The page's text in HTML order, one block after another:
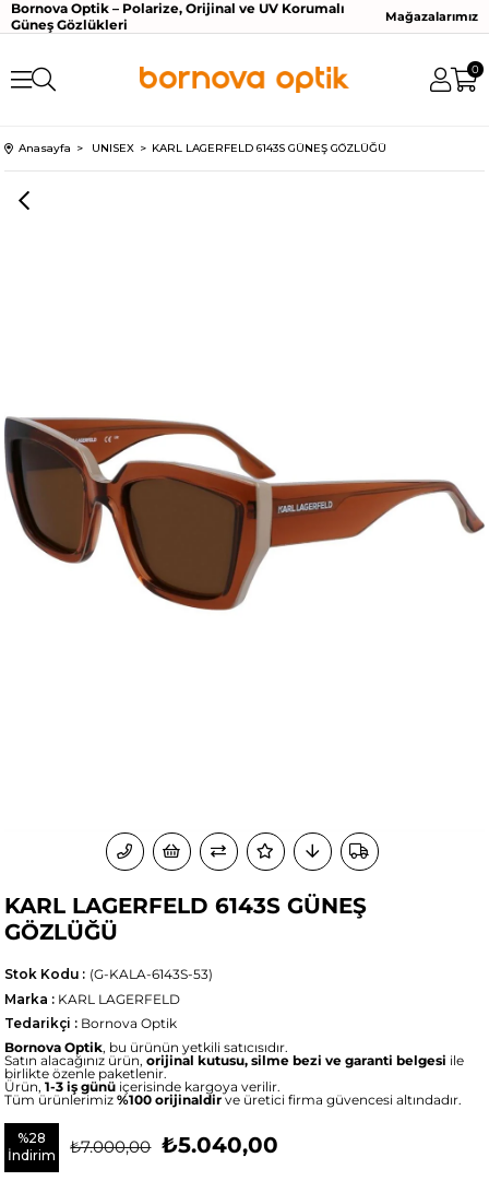
Bornova Optik – Polarize, Orijinal ve UV Korumalı
Güneş Gözlükleri
Mağazalarımız
0
Anasayfa UNISEX KARL LAGERFELD 6143S GÜNEŞ GÖZLÜĞÜ
KARL LAGERFELD 6143S GÜNEŞ
GÖZLÜĞÜ
(G-KALA-6143S-53)
Stok Kodu
Marka : KARL LAGERFELD
Tedarikçi : Bornova Optik
Bornova Optik, bu ürünün yetkili satıcısıdır.
Satın alacağınız ürün,orijinal kutusu, silme bezi ve garanti belgesi ile
birlikte özenle paketlenir.
Ürün,1-3 iş günü içerisinde kargoya verilir.
Tüm ürünlerimiz%100 orijinaldirve üretici firma güvencesi altındadır.
%28
İndirim
₺7.000,00 ₺5.040,00